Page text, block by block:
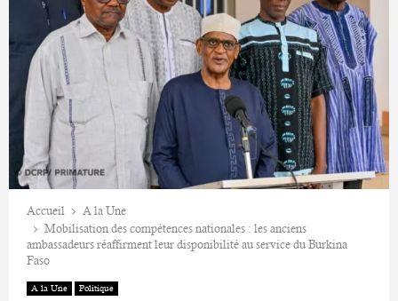
Accueil
A la Une
Mobilisation des compétences nationales : les anciens
ambassadeurs réaffirment leur disponibilité au service du Burkina
Faso
A la Une Politique